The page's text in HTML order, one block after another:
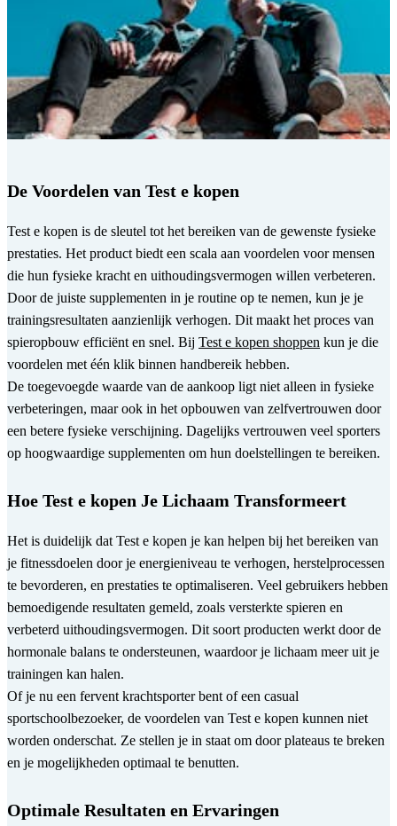
De Voordelen van Test e kopen
Test e kopen is de sleutel tot het bereiken van de gewenste fysieke
prestaties. Het product biedt een scala aan voordelen voor mensen
die hun fysieke kracht en uithoudingsvermogen willen verbeteren.
Door de juiste supplementen in je routine op te nemen, kun je je
trainingsresultaten aanzienlijk verhogen. Dit maakt het proces van
spieropbouw efficiënt en snel. Bij Test e kopen shoppen kun je die
voordelen met één klik binnen handbereik hebben.
De toegevoegde waarde van de aankoop ligt niet alleen in fysieke
verbeteringen, maar ook in het opbouwen van zelfvertrouwen door
een betere fysieke verschijning. Dagelijks vertrouwen veel sporters
op hoogwaardige supplementen om hun doelstellingen te bereiken.
Hoe Test e kopen Je Lichaam Transformeert
Het is duidelijk dat Test e kopen je kan helpen bij het bereiken van
je fitnessdoelen door je energieniveau te verhogen, herstelprocessen
te bevorderen, en prestaties te optimaliseren. Veel gebruikers hebben
bemoedigende resultaten gemeld, zoals versterkte spieren en
verbeterd uithoudingsvermogen. Dit soort producten werkt door de
hormonale balans te ondersteunen, waardoor je lichaam meer uit je
trainingen kan halen.
Of je nu een fervent krachtsporter bent of een casual
sportschoolbezoeker, de voordelen van Test e kopen kunnen niet
worden onderschat. Ze stellen je in staat om door plateaus te breken
en je mogelijkheden optimaal te benutten.
Optimale Resultaten en Ervaringen